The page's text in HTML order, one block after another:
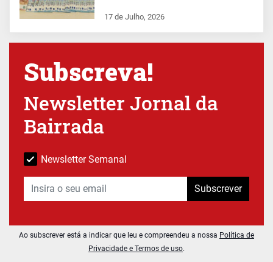
17 de Julho, 2026
Subscreva!
Newsletter Jornal da
Bairrada
Newsletter Semanal
Subscrever
Ao subscrever está a indicar que leu e compreendeu a nossa Política de
Privacidade e Termos de uso.